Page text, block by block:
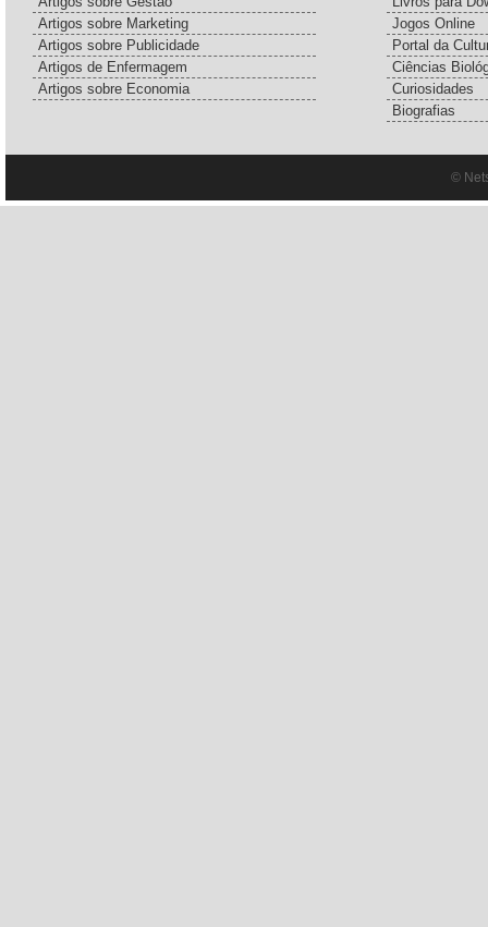
Artigos sobre Marketing
Artigos sobre Publicidade
Artigos de Enfermagem
Artigos sobre Economia
Jogos Online
Portal da
Ciências
Curiosidades
Biografias
©